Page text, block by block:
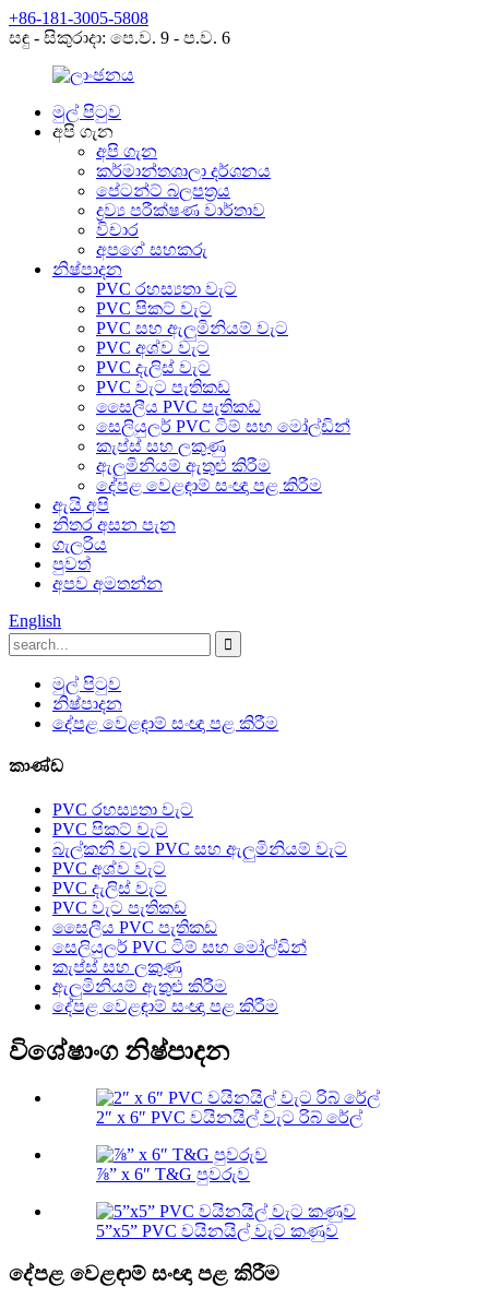
+86-181-3005-5808
සඳු - සිකුරාදා: පෙ.ව. 9 - ප.ව. 6
මුල් පිටුව
අපි ගැන
අපි ගැන
කර්මාන්තශාලා දර්ශනය
පේටන්ට් බලපත්‍රය
ද්‍රව්‍ය පරීක්ෂණ වාර්තාව
විචාර
අපගේ සහකරු
නිෂ්පාදන
PVC රහස්‍යතා වැට
PVC පිකට් වැට
PVC සහ ඇලුමිනියම් වැට
PVC අශ්ව වැට
PVC දැලිස් වැට
PVC වැට පැතිකඩ
සෛලීය PVC පැතිකඩ
සෙලියුලර් PVC ටිම් සහ මෝල්ඩින්
කැප්ස් සහ ලකුණු
ඇලුමිනියම් ඇතුළු කිරීම
දේපළ වෙළඳාම් සංඥා පළ කිරීම
ඇයි අපි
නිතර අසන පැන
ගැලරිය
පුවත්
අපව අමතන්න
English
මුල් පිටුව
නිෂ්පාදන
දේපළ වෙළඳාම් සංඥා පළ කිරීම
කාණ්ඩ
PVC රහස්‍යතා වැට
PVC පිකට් වැට
බැල්කනි වැට PVC සහ ඇලුමිනියම් වැට
PVC අශ්ව වැට
PVC දැලිස් වැට
PVC වැට පැතිකඩ
සෛලීය PVC පැතිකඩ
සෙලියුලර් PVC ටිම් සහ මෝල්ඩින්
කැප්ස් සහ ලකුණු
ඇලුමිනියම් ඇතුළු කිරීම
දේපළ වෙළඳාම් සංඥා පළ කිරීම
විශේෂාංග නිෂ්පාදන
2″ x 6″ PVC වයිනයිල් වැට රිබ් රේල්
⅞” x 6″ T&G පුවරුව
5”x5” PVC වයිනයිල් වැට කණුව
දේපළ වෙළඳාම් සංඥා පළ කිරීම